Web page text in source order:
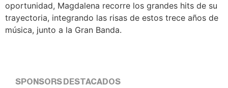
oportunidad, Magdalena recorre los grandes hits de su
trayectoria, integrando las risas de estos trece años de
música, junto a la Gran Banda.
SPONSORS DESTACADOS